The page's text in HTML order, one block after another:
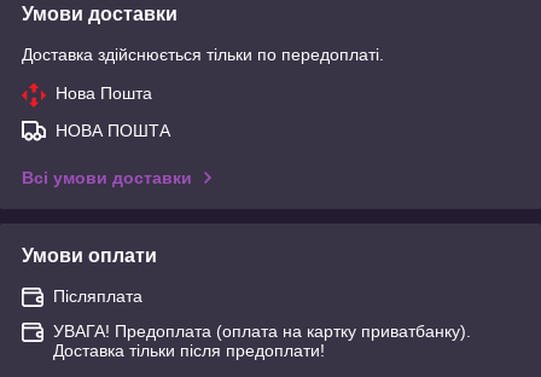
Умови доставки
Доставка здійснюється тільки по передоплаті.
Нова Пошта
НОВА ПОШТА
Всі умови доставки
Умови оплати
Післяплата
УВАГА! Предоплата (оплата на картку приватбанку).
Доставка тільки після предоплати!